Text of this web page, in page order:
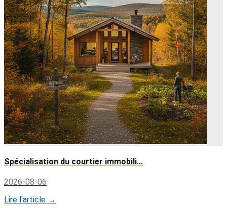
Spécialisation du courtier immobili...
2026-08-06
Lire l'article →